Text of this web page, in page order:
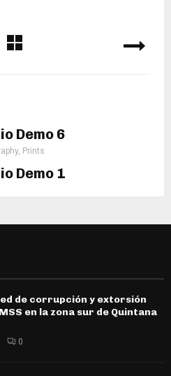
Demo 6
Prints
Demo 1
de corrupción y extorsión
en la zona sur de Quintana
0